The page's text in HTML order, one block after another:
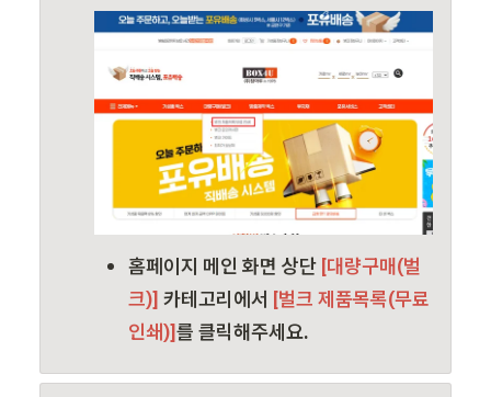
홈페이지 메인 화면 상단 [대량구매(벌
크)] 카테고리에서 [벌크 제품목록(무료
인쇄)]를 클릭해주세요.